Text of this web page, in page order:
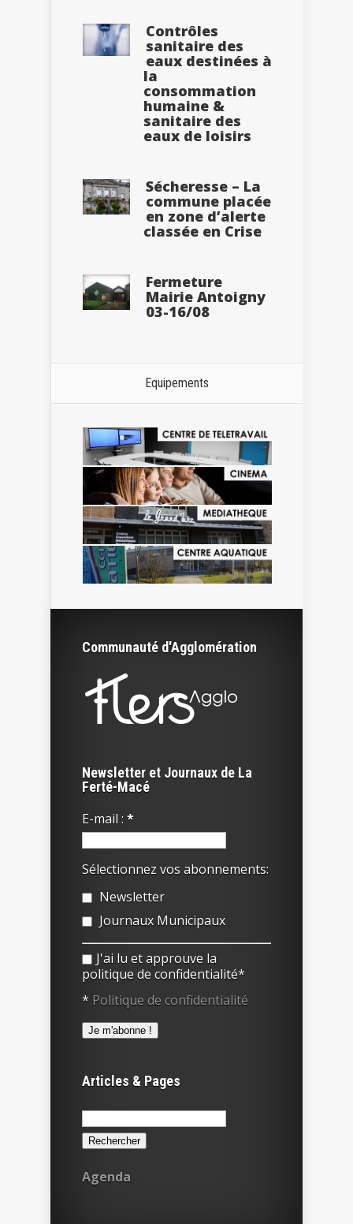
Contrôles
sanitaire des
eaux destinées à
la
consommation
humaine &
sanitaire des
eaux de loisirs
Sécheresse – La
commune placée
en zone d’alerte
classée en Crise
Fermeture
Mairie Antoigny
03-16/08
Equipements
Communauté d'Agglomération
Newsletter et Journaux de La
Ferté-Macé
E-mail : *
Sélectionnez vos abonnements:
Newsletter
Journaux Municipaux
J'ai lu et approuve la
politique de confidentialité*
* Politique de confidentialité
Articles & Pages
Rechercher :
Agenda